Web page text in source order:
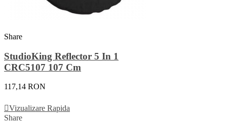
Share
StudioKing Reflector 5 In 1
CRC5107 107 Cm
117,14 RON
Vizualizare Rapida
Share